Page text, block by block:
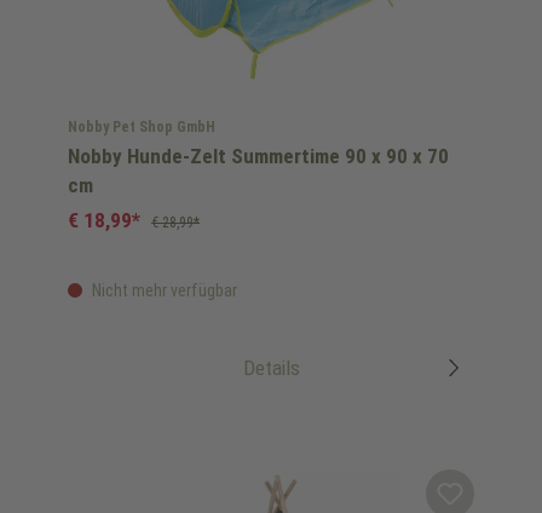
Nobby Pet Shop GmbH
Nobby Hunde-Zelt Summertime 90 x 90 x 70
cm
Nicht mehr verfügbar
€ 18,99* € 28,99*
Details